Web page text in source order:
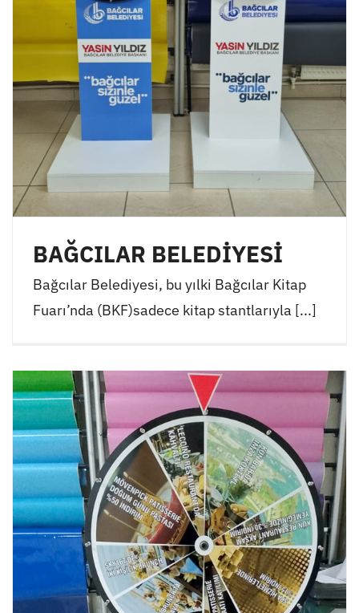
BAĞCILAR BELEDİYESİ
Bağcılar Belediyesi, bu yılki Bağcılar Kitap
Fuarı’nda (BKF)sadece kitap stantlarıyla [...]